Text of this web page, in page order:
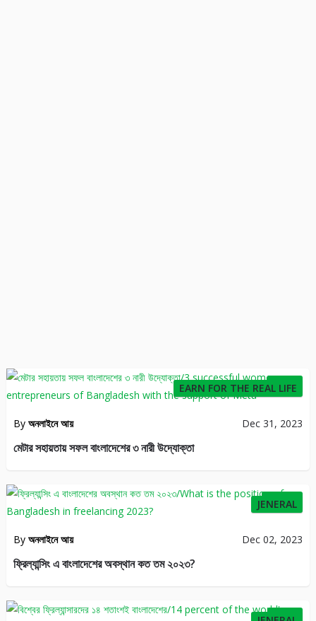
26
EARN FOR THE REAL LIFE
By অনলাইনে আয় Dec 31, 2023
মেটার সহায়তায় সফল বাংলাদেশের ৩ নারী উদ্যোক্তা
183
JENERAL
By অনলাইনে আয় Dec 02, 2023
ফ্রিল্যান্সিং এ বাংলাদেশের অবস্থান কত তম ২০২৩?
25